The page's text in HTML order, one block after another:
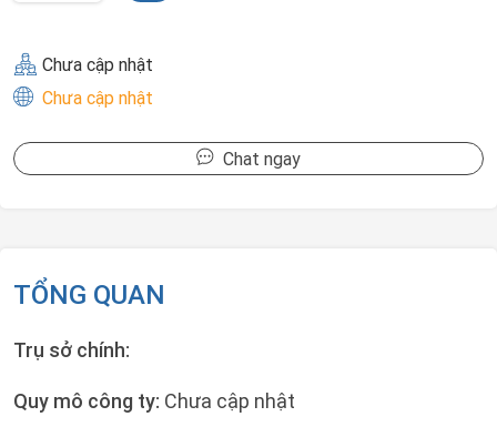
Chưa cập nhật
Chưa cập nhật
Chat ngay
TỔNG QUAN
Trụ sở chính:
Quy mô công ty: Chưa cập nhật